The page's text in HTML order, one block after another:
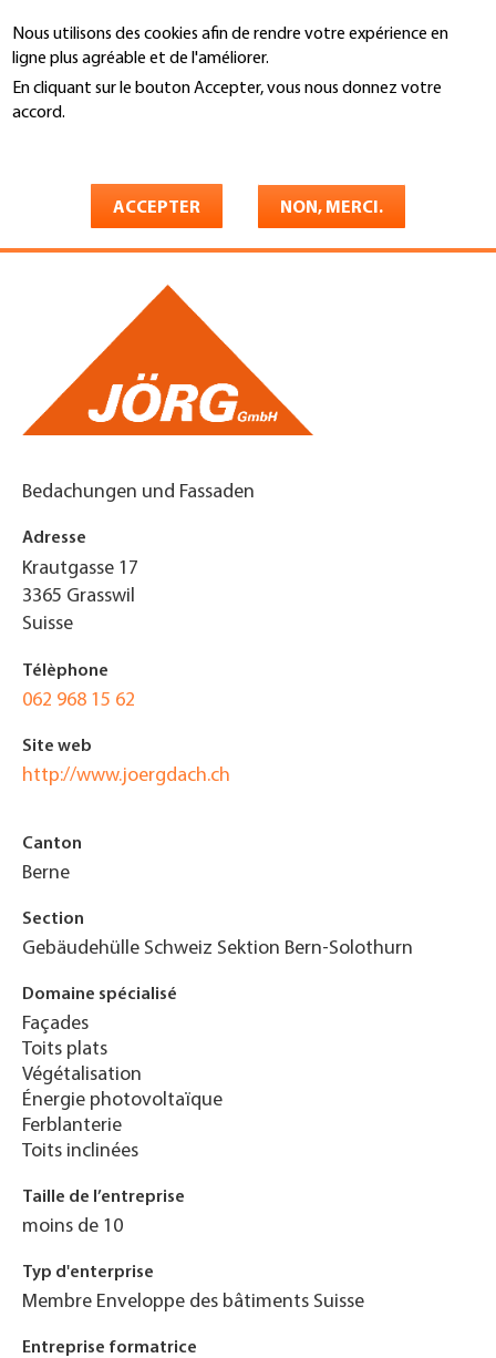
Nous utilisons des cookies afin de rendre votre expérience en
ligne plus agréable et de l'améliorer.
En cliquant sur le bouton Accepter, vous nous donnez votre
accord.
ACCEPTER NON, MERCI.
au
contenu
principal
Recherche
You
Fassaden
Bedachungen und Fassaden
Adresse
Krautgasse 17
3365 Grasswil
Suisse
Télèphone
062 968 15 62
Site web
http://www.joergdach.ch
Canton
Berne
Section
Gebäudehülle Schweiz Sektion Bern-Solothurn
Domaine spécialisé
Façades
Toits plats
Végétalisation
Énergie photovoltaïque
Ferblanterie
Toits inclinées
Taille de l’entreprise
moins de 10
Typ d'enterprise
Membre Enveloppe des bâtiments Suisse
Entreprise formatrice